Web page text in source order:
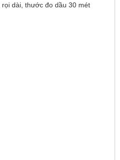
dài, thước đo dầu 30 mét